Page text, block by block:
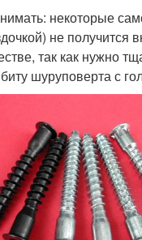
некоторые
не получится
так как нужно
шуруповерта с